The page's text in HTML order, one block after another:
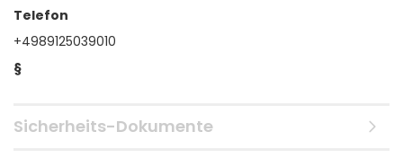
Telefon
+4989125039010
§
Sicherheits-Dokumente